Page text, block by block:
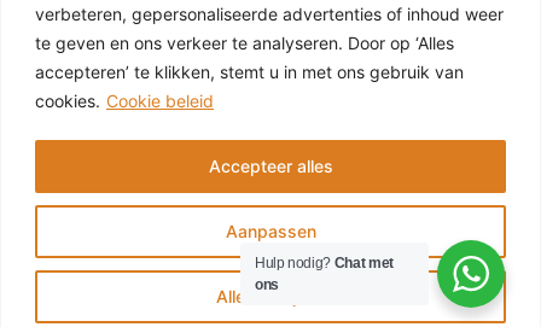
verbeteren, gepersonaliseerde advertenties of inhoud weer
te geven en ons verkeer te analyseren. Door op ‘Alles
accepteren’ te klikken, stemt u in met ons gebruik van
cookies. Cookie beleid
Aanpassen
Alles afwijzen
Accepteer alles
DIRECT AFSPRAAK MAKEN
© 2025 - GSM Repair Store Tilburg - Alle rechten
voorbehouden | Laptop Repair Store is onderdeel van
GSM Repair Store
Algemene voorwaarden Privacy policy
Hulp nodig? Chat met
ons